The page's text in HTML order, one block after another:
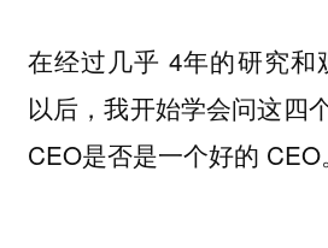
在经过几乎 4年的研究和
以后，我开始学会问这四
CEO是否是一个好的 CEO。